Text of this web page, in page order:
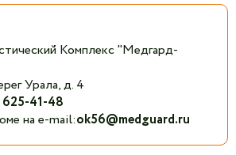
Комплекс "Медгард-
Урала, д. 4
41-48
на e-mail:ok56@medguard.ru